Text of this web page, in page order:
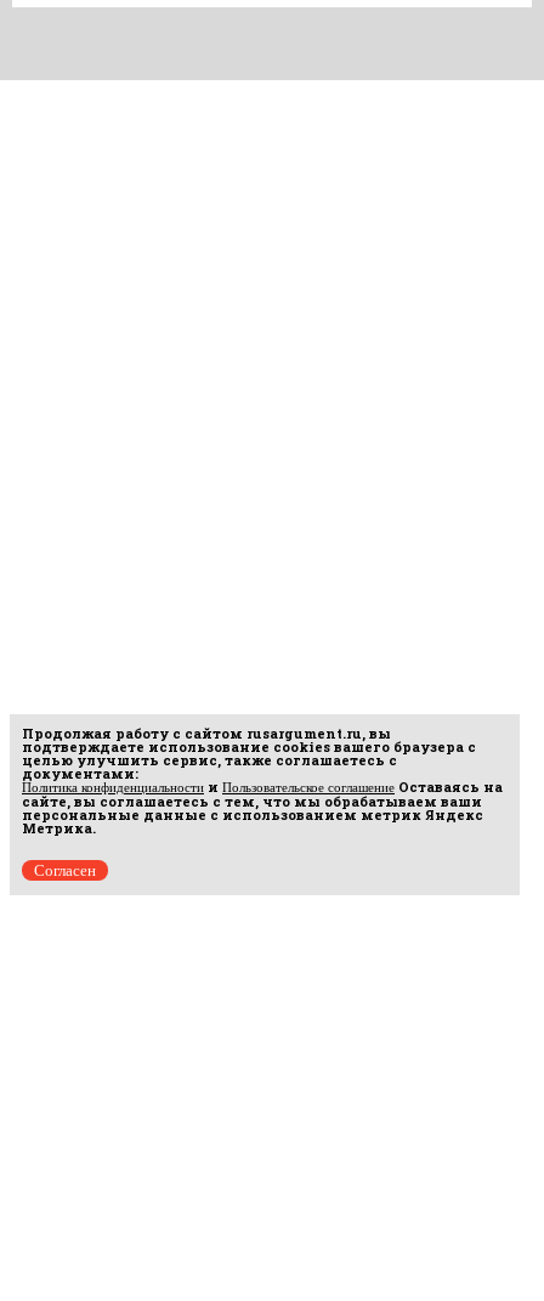
Продолжая работу с сайтом rusargument.ru, вы
подтверждаете использование cookies вашего браузера с
целью улучшить сервис, также соглашаетесь с
документами:
Политика конфиденциальности и Пользовательское соглашение Оставаясь на
сайте, вы соглашаетесь с тем, что мы обрабатываем ваши
персональные данные с использованием метрик Яндекс
Метрика.
Согласен